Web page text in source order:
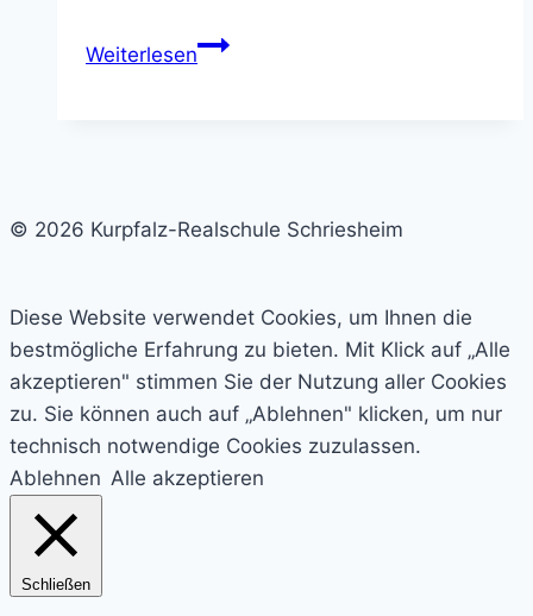
WeiterlesenTHEATERPROJEKTE
© 2026 Kurpfalz-Realschule Schriesheim
Diese Website verwendet Cookies, um Ihnen die
bestmögliche Erfahrung zu bieten. Mit Klick auf „Alle
akzeptieren" stimmen Sie der Nutzung aller Cookies
zu. Sie können auch auf „Ablehnen" klicken, um nur
technisch notwendige Cookies zuzulassen.
Ablehnen Alle akzeptieren
Schließen